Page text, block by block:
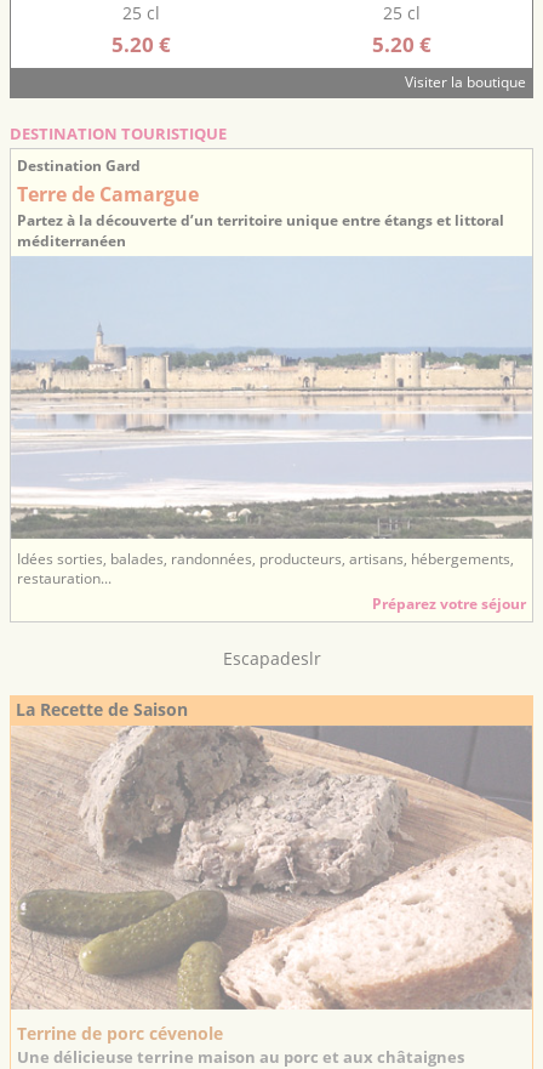
25 cl
5.20 €
25 cl
5.20 €
Visiter la boutique
DESTINATION TOURISTIQUE
Destination Gard
Terre de Camargue
Partez à la découverte d’un territoire unique entre étangs et littoral
méditerranéen
Idées sorties, balades, randonnées, producteurs, artisans, hébergements,
restauration...
Préparez votre séjour
Escapadeslr
La Recette de Saison
Terrine de porc cévenole
Une délicieuse terrine maison au porc et aux châtaignes